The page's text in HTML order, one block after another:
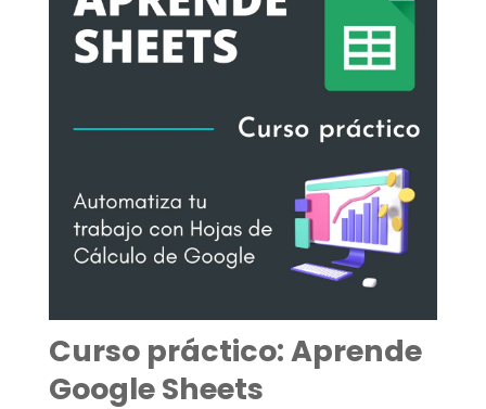
Curso práctico: Aprende
Google Sheets